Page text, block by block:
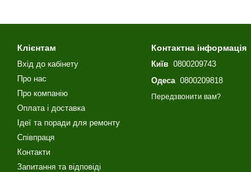
Клієнтам
Вхід до кабінету
Про нас
Про компанію
Оплата і доставка
Ідеї та поради для ремонту
Співпраця
Контакти
Запитання та відповіді
Контактна інформація
Київ 0800209743
Одеса0800209818
Передзвонити вам?